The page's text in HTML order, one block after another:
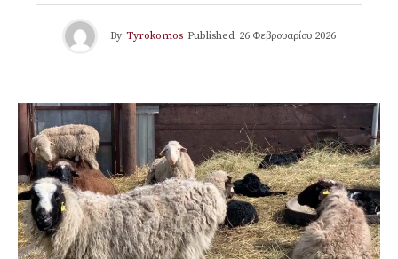
By Tyrokomos Published 26 Φεβρουαρίου 2026